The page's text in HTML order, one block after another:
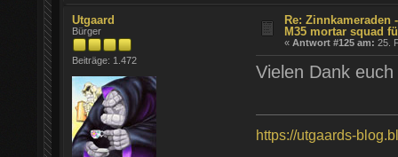
Utgaard
Bürger
Beiträge: 1.472
Re: Zinnkameraden
M35 mortar squad
«Antwort #125 am: 25.
Vielen Dank
https://utgaards-